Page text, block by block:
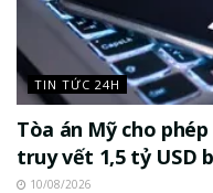
TIN TỨC 24H
Tòa án Mỹ cho
truy vết 1,5 tỷ USD
10/08/2026